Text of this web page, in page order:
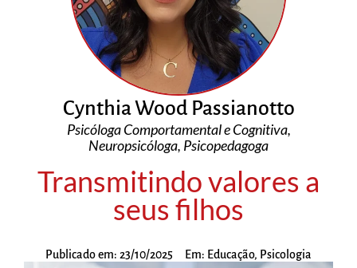
Cynthia Wood Passianotto
Psicóloga Comportamental e Cognitiva,
Neuropsicóloga, Psicopedagoga
Transmitindo valores a
seus filhos
Publicado em: 23/10/2025 Em: Educação, Psicologia